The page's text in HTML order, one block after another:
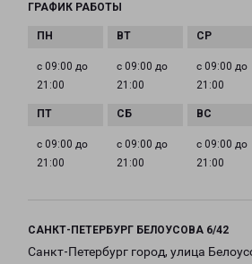
ГРАФИК РАБОТЫ
с 09:00 до
21:00
с 09:00 до
21:00
с 09:00 до
21:00
с 09:00 до
21:00
с 09:00 до
21:00
с 09:00 до
21:00
САНКТ-ПЕТЕРБУРГ БЕЛОУСОВА 6/42
Санкт-Петербург город, улица